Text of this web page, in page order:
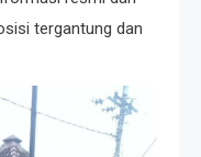
tergantung dan